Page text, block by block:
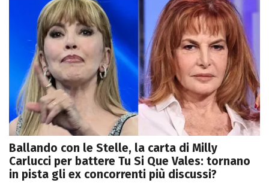
Ballando con le Stelle, la carta di Milly
Carlucci per battere Tu Si Que Vales: tornano
in pista gli ex concorrenti più discussi?